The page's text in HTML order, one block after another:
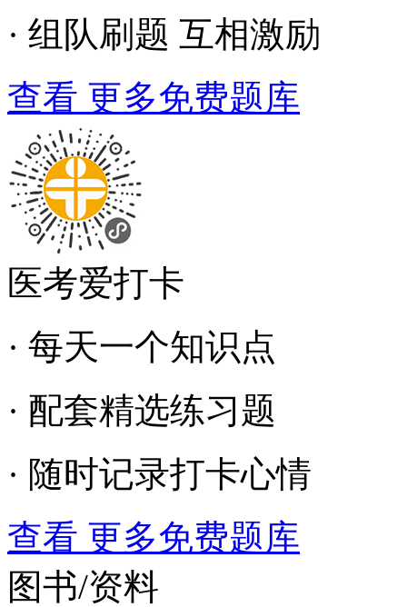
· 组队刷题 互相激励
查看 更多免费题库
医考爱打卡
· 每天一个知识点
· 配套精选练习题
· 随时记录打卡心情
查看 更多免费题库
图书/资料